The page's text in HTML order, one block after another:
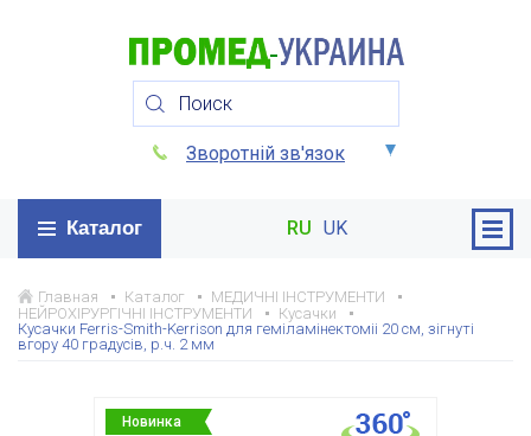
Зворотній зв'язок
Каталог RU UK
Главная Каталог
МЕДИЧНІ ІНСТРУМЕНТИ
НЕЙРОХІРУРГІЧНІ ІНСТРУМЕНТИ
Кусачки
Кусачки Ferris-Smith-Kerrison для геміламінектоміі 20 см, зігнуті
вгору 40 градусів, р.ч. 2 мм
Новинка